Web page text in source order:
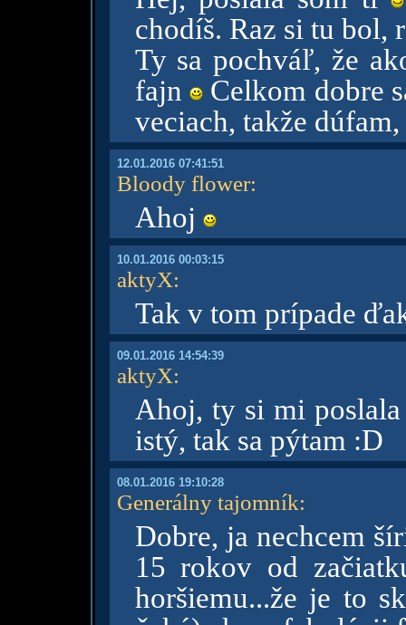
chodíš. Raz si tu bol,
Ty sa pochváľ, že
fajn
Celkom dobre
veciach, takže
12.01.2016 07:41:51
Bloody flower:
Ahoj
10.01.2016 00:03:15
aktyX:
Tak v tom prípade
09.01.2016 14:54:39
aktyX:
Ahoj, ty si mi
istý, tak sa pýtam :D
08.01.2016 19:10:28
Generálny tajomník:
Dobre, ja nechcem
15 rokov od
horšiemu...že je to